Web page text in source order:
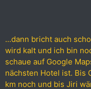
...dann bricht auch
wird kalt und ich bin
schaue auf Google
nächsten Hotel ist. Bis
km noch und bis Jiri